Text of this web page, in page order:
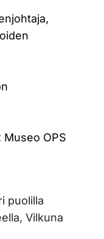
OPS
puolilla
Vilkuna